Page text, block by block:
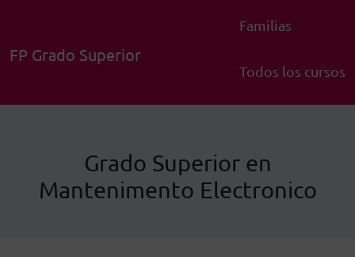
FP Grado Superior
Familias
Todos los cursos
Grado Superior en
Mantenimento Electronico